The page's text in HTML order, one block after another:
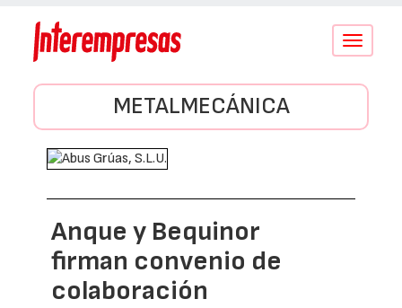
Conmutar
METALMECÁNICA
Anque y Bequinor
firman convenio de
colaboración